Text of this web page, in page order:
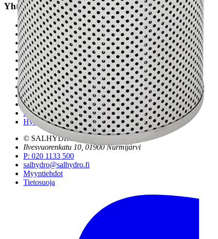
Yhteystiedot
Pääkonttori ja logistiikkakeskus
Salhydro Nurmijärvi
Salhydro Tampere
Salhydro Jyväskylä
Salhydro Kuopio
Salhydro Oulu
Salhydro Turku
Salhydro Lahti
Salhydro Pori
Hydromarket Helsinki, Suutarila
Hydromarket Helsinki, Konala
Hydromarket Kerava
© SALHYDRO OY
2026
Ilvesvuorenkatu 10, 01900 Nurmijärvi
P: 020 1133 500
salhydro@salhydro.fi
Myyntiehdot
Tietosuoja